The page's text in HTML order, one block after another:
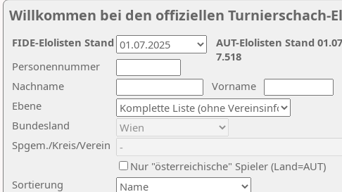
Willkommen bei den offiziellen Turnierschach-
Nachname
Vorname
Ebene
Sortierung
Personennummer
Bundesland
Spgem./Kreis/Verein
Nur "österreichische" Spieler (Land=AUT)
AUT-Elolisten Stand
7.518
FIDE-Elolisten Stand